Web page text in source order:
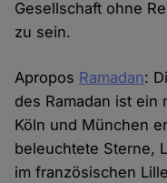
Gesellschaft ohne
zu sein.
Apropos Ramadan:
des Ramadan ist ein
Köln und München
beleuchtete Sterne,
im französischen